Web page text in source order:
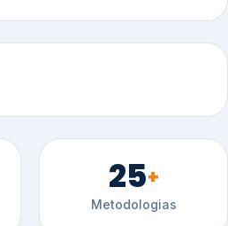
25+
Metodologias